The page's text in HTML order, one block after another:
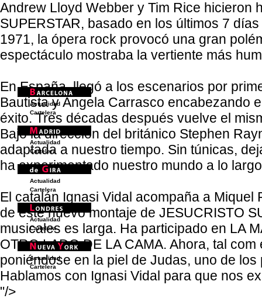
Andrew Lloyd Webber y Tim Rice hicieron
SUPERSTAR, basado en los últimos 7
1971, la ópera rock provocó una gran
espectáculo mostraba la vertiente más
En España, llegó a los escenarios por
Bautista y Ángela Carrasco encabezando
éxito. Tres décadas después vuelve el
Bajo la dirección del británico Stephen
adaptada a nuestro tiempo. Sin túnicas,
ha experimentado nuestro mundo a lo
El catalán Ignasi Vidal acompaña a
de este nuevo montaje de JESUCRISTO
musicales es larga. Ha participado en LA
OTRO LADO DE LA CAMA. Ahora, tal
poniéndose en la piel de Judas, uno de
Hablamos con Ignasi Vidal para que nos
"/>
Actualidad
Cartelera
Actualidad
Cartelera
Actualidad
Cartelera
Actualidad
Cartelera
Actualidad
Cartelera